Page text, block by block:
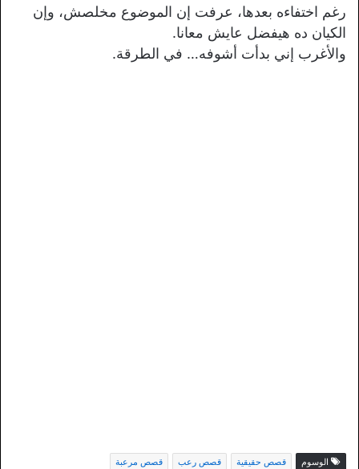
رغم اختفاءه بعدها، عرفت إن الموضوع مخلصش، وإن
الكيان ده هيفضل عايش معانا.
والأغرب إني بدأت أشوفه… في الطرقة.
الوسوم قصص حقيقية قصص رعب قصص مرعبة